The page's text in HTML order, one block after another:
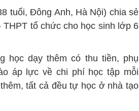
tuổi, Đông Anh, Hà Nội) chia sẻ
tổ chức cho học sinh lớp 6
học dạy thêm có thu tiền, phụ
áp lực về chi phí học tập mỗi
tất cả đều tự học ở nhà tạo